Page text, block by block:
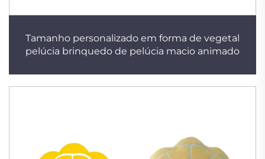
Tamanho personalizado em forma de vegetal
pelúcia brinquedo de pelúcia macio animado